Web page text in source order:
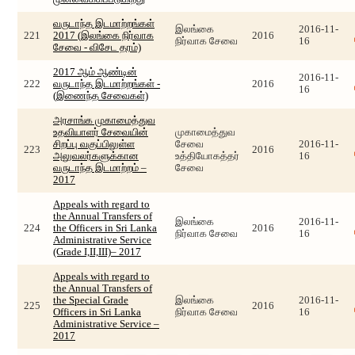
221
வருடாந்த இடமாற்றங்கள்
2017 (இலங்கை நிர்வாக
சேவை - விசேட தரம்)
இலங்கை
நிர்வாக சேவை
2016
2016-11-
16
222
2017 ஆம் ஆண்டின்
வருடாந்த இடமாற்றங்கள் -
(இணைந்த சேவைகள்)
2016
2016-11-
16
223
அரசாங்க முகாமைத்துவ
உதவியாளர் சேவையின்
சிறப்பு வகுப்பிலுள்ள
அலுவலர்களுக்கான
வருடாந்த இடமாற்றம் –
2017
முகாமைத்துவ
சேவை
உத்தியோகத்தர்
சேவை
2016
2016-11-
16
224
Appeals with regard to
the Annual Transfers of
the Officers in Sri Lanka
Administrative Service
(Grade I,II,III)– 2017
இலங்கை
நிர்வாக சேவை
2016
2016-11-
16
225
Appeals with regard to
the Annual Transfers of
the Special Grade
Officers in Sri Lanka
Administrative Service –
2017
இலங்கை
நிர்வாக சேவை
2016
2016-11-
16